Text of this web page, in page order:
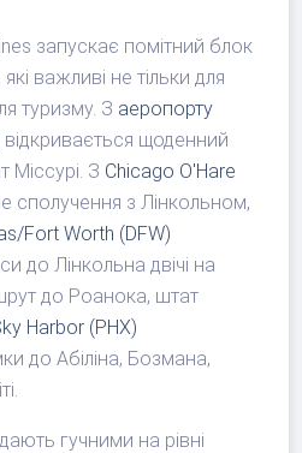
запускає помітний блок
важливі не тільки для
туризму. З аеропорту
відкривається щоденний
Міссурі. З Chicago O'Hare
сполучення з Лінкольном,
Fort Worth (DFW)
до Лінкольна двічі на
до Роанока, штат
Harbor (PHX)
до Абіліна, Бозмана,
гучними на рівні